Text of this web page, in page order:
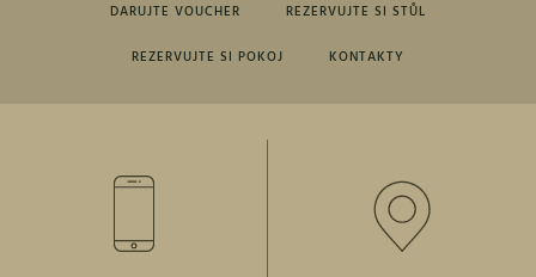
DARUJTE VOUCHER REZERVUJTE SI STŮL
REZERVUJTE SI POKOJ KONTAKTY